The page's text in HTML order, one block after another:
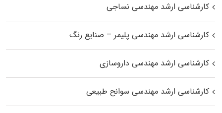
کارشناسی ارشد مهندسی نساجی
کارشناسی ارشد مهندسی پلیمر – صنایع رنگ
کارشناسی ارشد مهندسی داروسازی
کارشناسی ارشد مهندسی سوانح طبیعی